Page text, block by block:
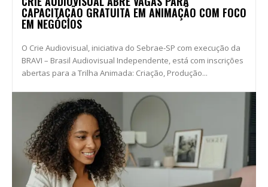
CAPACITAÇÃO GRATUITA EM ANIMAÇÃO COM FOCO
EM NEGÓCIOS
O Crie Audiovisual, iniciativa do Sebrae-SP com execução da
BRAVI – Brasil Audiovisual Independente, está com inscrições
abertas para a Trilha Animada: Criação, Produção...